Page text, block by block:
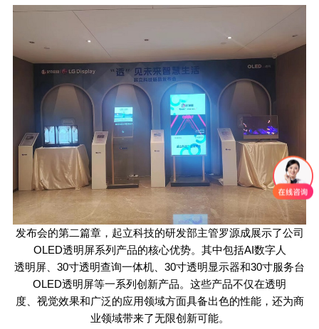
发布会的第二篇章，起立科技的研发部主管罗源成展示了公司
OLED透明屏系列产品的核心优势。其中包括AI数字人
透明屏、 30寸透明查询一体机、 30寸透明显示器和30寸服务台
OLED透明屏等一系列创新产品。这些产品不仅在透明
度、视觉效果和广泛的应用领域方面具备出色的性能，还为商
业领域带来了无限创新可能。